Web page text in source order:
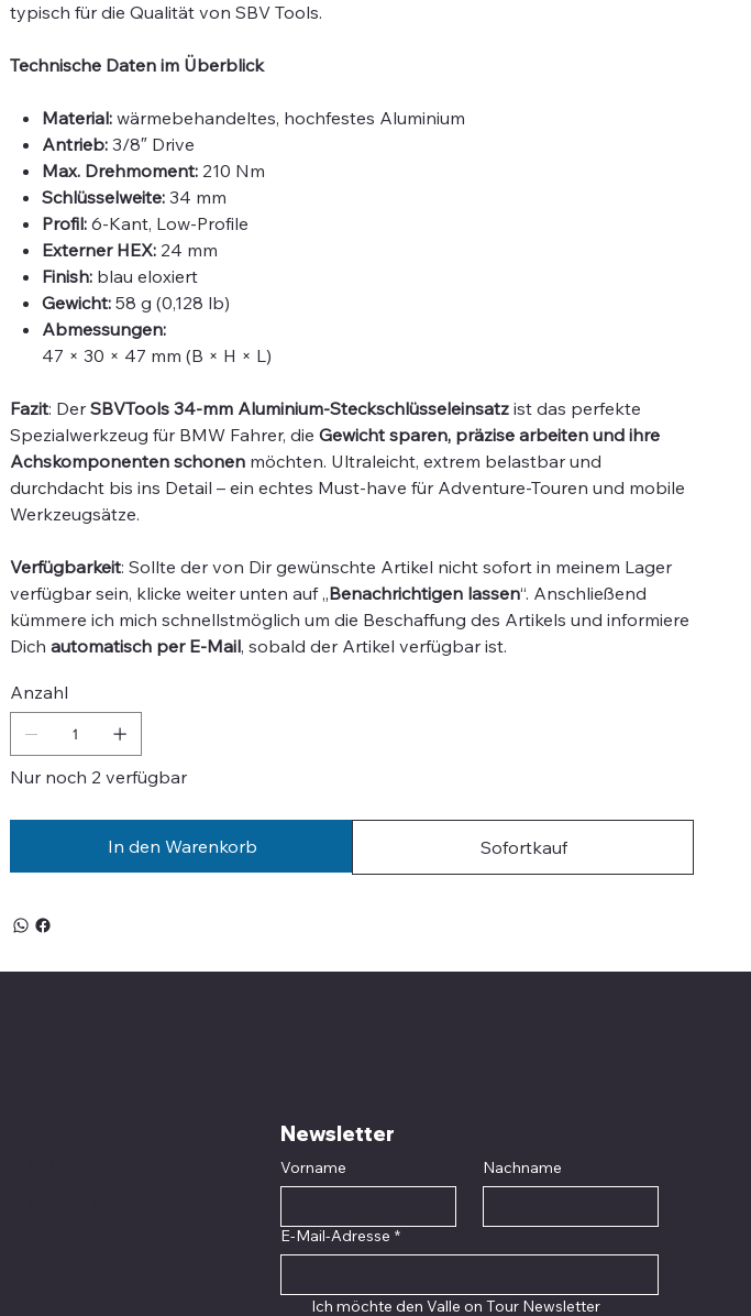
typisch für die Qualität von SBV Tools.
Technische Daten im Überblick
Material:wärmebehandeltes, hochfestes Aluminium
Antrieb:3/8″ Drive
Max. Drehmoment:210 Nm
Schlüsselweite:34 mm
Profil:6-Kant, Low-Profile
Externer HEX:24 mm
Finish:blau eloxiert
Gewicht:58 g (0,128 lb)
Abmessungen:
47 × 30 × 47 mm (B × H × L)
Fazit: Der SBVTools 34-mm Aluminium-Steckschlüsseleinsatzist das perfekte
Spezialwerkzeug für BMW Fahrer, die Gewicht sparen, präzise arbeiten und ihre
Achskomponenten schonenmöchten. Ultraleicht, extrem belastbar und
durchdacht bis ins Detail – ein echtes Must-have für Adventure-Touren und mobile
Werkzeugsätze.
Verfügbarkeit: Sollte der von Dir gewünschte Artikel nicht sofort in meinem Lager
verfügbar sein, klicke weiter unten auf „Benachrichtigen lassen“. Anschließend
kümmere ich mich schnellstmöglich um die Beschaffung des Artikels und informiere
Dich automatisch per E-Mail, sobald der Artikel verfügbar ist.
Anzahl
Nur noch 2 verfügbar
In den Warenkorb Sofortkauf
Newsletter
Vorname Nachname
E-Mail-Adresse *
Ich möchte den Valle on Tour Newsletter